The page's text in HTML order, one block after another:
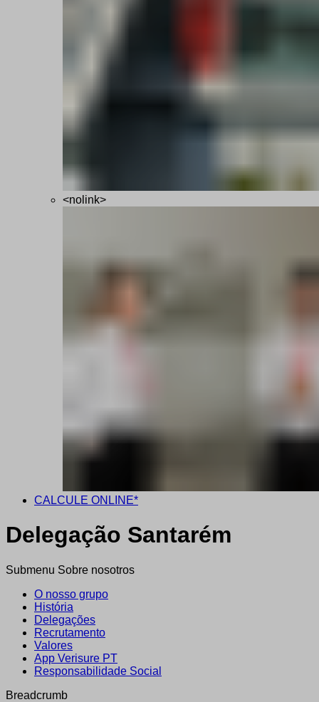
<nolink>
CALCULE ONLINE*
Delegação Santarém
Submenu Sobre nosotros
O nosso grupo
História
Delegações
Recrutamento
Valores
App Verisure PT
Responsabilidade Social
Breadcrumb